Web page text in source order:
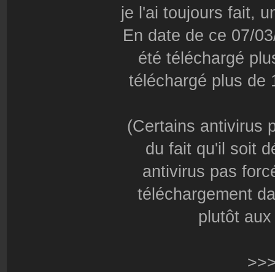
je l'ai toujours fait,
En date de ce 07/
été téléchargé
téléchargé plus de
(Certains antivirus
du fait qu'il soit
antivirus pas
téléchargement
plutôt